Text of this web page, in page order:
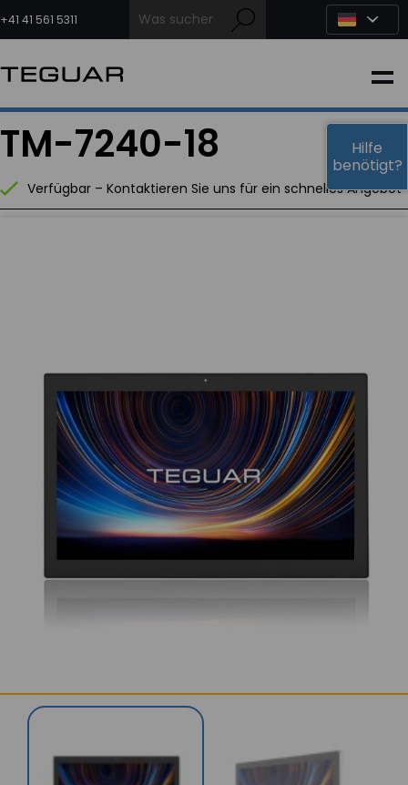
Inhalt
springen
+41 41 561 5311
INDUSTRIE
EDGE-KI
MEDIZIN
DIENSTLEISTUNGEN & SUPPORT
KONTAKT
TM-7240-18
Verfügbar – Kontaktieren Sie uns für ein schnelles Angebot
Hilfe
benötigt?